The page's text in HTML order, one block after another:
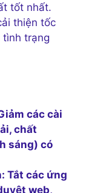
tốt nhất.
thiện tốc
tình trạng
các cài
chất
sáng) có
Tắt các ứng
web,